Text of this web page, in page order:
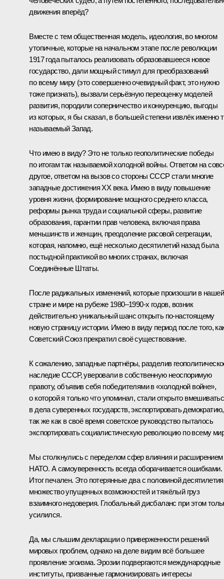
движения вперёд?
Вместе с тем общественная модель, идеология, во многом
утопичные, которые на начальном этапе после революции
1917 года пыталось реализовать образовавшееся новое
государство, дали мощный стимул для преобразований
по всему миру (это совершенно очевидный факт, это нужно
тоже признать), вызвали серьёзную переоценку моделей
развития, породили соперничество и конкуренцию, выгоды
из которых, я бы сказал, в большей степени извлёк именно
называемый Запад.
Что имею в виду? Это не только геополитические победы
по итогам так называемой холодной войны. Ответом на
другое, ответом на вызов со стороны СССР стали многие
западные достижения ХХ века. Имею в виду повышение
уровня жизни, формирование мощного среднего класса,
реформы рынка труда и социальной сферы, развитие
образования, гарантии прав человека, включая права
меньшинств и женщин, преодоление расовой сегрегации,
которая, напомню, ещё несколько десятилетий назад была
постыдной практикой во многих странах, включая
Соединённые Штаты.
После радикальных изменений, которые произошли в нашей
стране и мире на рубеже 1980–1990-х годов, возник
действительно уникальный шанс открыть по-настоящему
новую страницу истории. Имею в виду период после того,
Советский Союз прекратил своё существование.
К сожалению, западные партнёры, разделив
наследие СССР, уверовали в собственную неоспоримую
правоту, объявив себя победителями в «холодной войне»,
о которой я только что упоминал, стали открыто
в дела суверенных государств, экспортировать демократию,
так же как в своё время советское руководство пыталось
экспортировать социалистическую революцию по всему
Мы столкнулись с переделом сфер влияния и расширением
НАТО. А самоуверенность всегда оборачивается ошибками.
Итог печален. Это потерянные два с половиной
множество упущенных возможностей и тяжёлый груз
взаимного недоверия. Глобальный дисбаланс при этом
усилился.
Да, мы слышим декларации о приверженности решений
мировых проблем, однако на деле видим всё большее
проявление эгоизма. Эрозии подвергаются международные
институты, призванные гармонизировать интересы